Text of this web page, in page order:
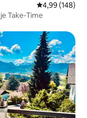
Gemiddelde
4,99 (148)
Take-Time